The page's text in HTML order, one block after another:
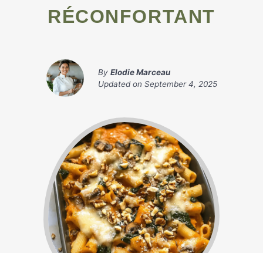
RÉCONFORTANT
By Elodie Marceau
Updated on September 4, 2025